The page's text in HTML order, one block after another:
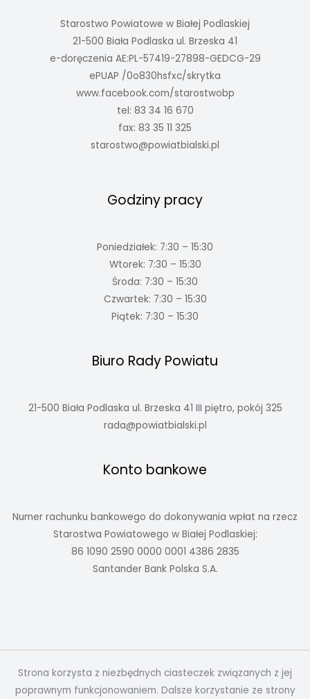
Starostwo Powiatowe w Białej Podlaskiej
21-500 Biała Podlaska ul. Brzeska 41
e-doręczenia AE:PL-57419-27898-GEDCG-29
ePUAP /0o830hsfxc/skrytka
www.facebook.com/starostwobp
tel: 83 34 16 670
fax: 83 35 11 325
starostwo@powiatbialski.pl
Godziny pracy
Poniedziałek: 7:30 – 15:30
Wtorek: 7:30 – 15:30
Środa: 7:30 – 15:30
Czwartek: 7:30 – 15:30
Piątek: 7:30 – 15:30
Biuro Rady Powiatu
21-500 Biała Podlaska ul. Brzeska 41 III piętro, pokój 325
rada@powiatbialski.pl
Konto bankowe
Numer rachunku bankowego do dokonywania wpłat na rzecz
Starostwa Powiatowego w Białej Podlaskiej:
86 1090 2590 0000 0001 4386 2835
Santander Bank Polska S.A.
Strona korzysta z niezbędnych ciasteczek związanych z jej
poprawnym funkcjonowaniem. Dalsze korzystanie ze strony